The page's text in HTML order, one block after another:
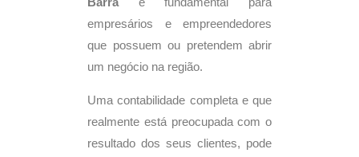
Barraé fundamental para
empresários e empreendedores
que possuem ou pretendem abrir
um negócio na região.
Uma contabilidade completa e que
realmente está preocupada com o
resultado dos seus clientes, pode